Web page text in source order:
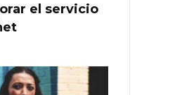
el servicio